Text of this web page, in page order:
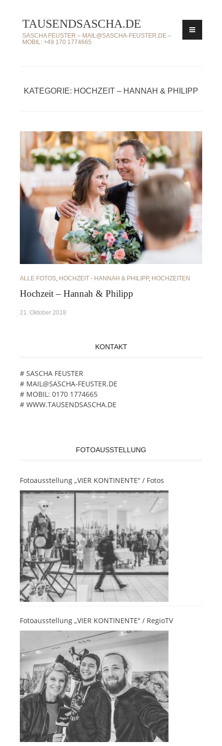
Inhalt
springen
TAUSENDSASCHA.DE
SASCHA FEUSTER – MAIL@SASCHA-FEUSTER.DE –
MOBIL: +49 170 1774665
KATEGORIE: HOCHZEIT – HANNAH & PHILIPP
ALLE FOTOS HOCHZEIT - HANNAH & PHILIPP, HOCHZEITEN
Hochzeit – Hannah & Philipp
21. Oktober 2018
KONTAKT
# SASCHA FEUSTER
# MAIL@SASCHA-FEUSTER.DE
# MOBIL: 0170 1774665
# WWW.TAUSENDSASCHA.DE
FOTOAUSSTELLUNG
Fotoausstellung „VIER KONTINENTE“ / Fotos
Fotoausstellung „VIER KONTINENTE“ / RegioTV